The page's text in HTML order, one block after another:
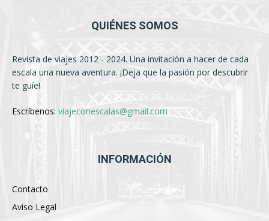
QUIÉNES SOMOS
Revista de viajes 2012 - 2024. Una invitación a hacer de cada
escala una nueva aventura. ¡Deja que la pasión por descubrir
te guíe!
Escríbenos: viajeconescalas@gmail.com
INFORMACIÓN
Contacto
Aviso Legal